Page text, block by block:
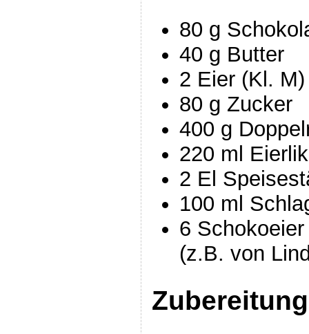
80 g
40 g Butter
2 Eier (Kl. M)
80 g Zucker
400 g
220 ml
2 El
100 ml
6
(z.B. von